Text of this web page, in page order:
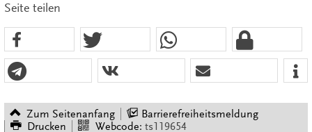
Seite teilen
Zum Seitenanfang
Barrierefreiheitsmeldung
Drucken
Webcode: ts119654